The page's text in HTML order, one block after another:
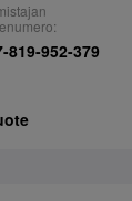
819-952-379